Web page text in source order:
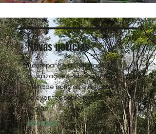
Novas notícias
Acompanhe as últimas
atualizações sobre a AMOGV,
além de notícias e artigos
relevantes sobre nossa
região.
Leia mais